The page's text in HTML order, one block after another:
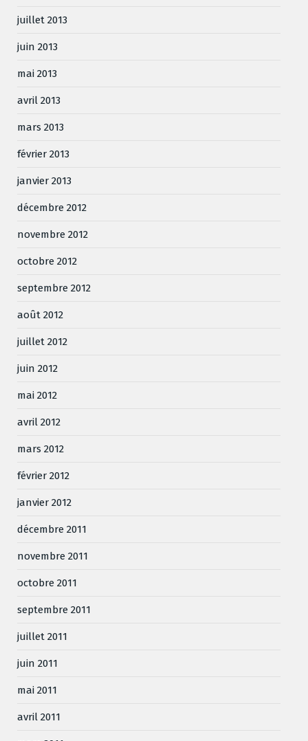
juillet 2013
juin 2013
mai 2013
avril 2013
mars 2013
février 2013
janvier 2013
décembre 2012
novembre 2012
octobre 2012
septembre 2012
août 2012
juillet 2012
juin 2012
mai 2012
avril 2012
mars 2012
février 2012
janvier 2012
décembre 2011
novembre 2011
octobre 2011
septembre 2011
juillet 2011
juin 2011
mai 2011
avril 2011